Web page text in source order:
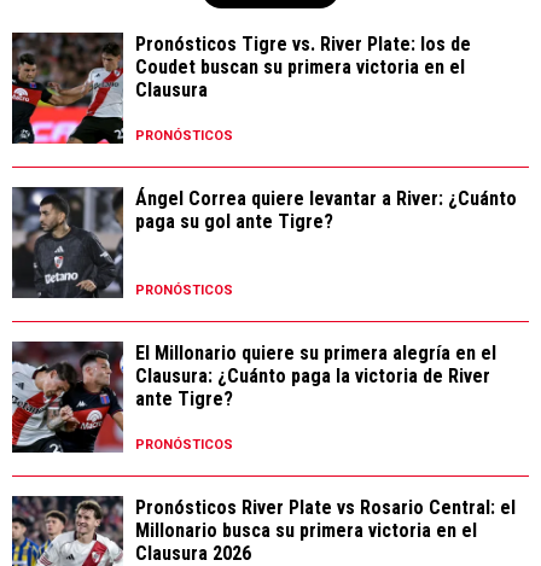
Pronósticos Tigre vs. River Plate: los de
Coudet buscan su primera victoria en el
Clausura
PRONÓSTICOS
Ángel Correa quiere levantar a River: ¿Cuánto
paga su gol ante Tigre?
PRONÓSTICOS
El Millonario quiere su primera alegría en el
Clausura: ¿Cuánto paga la victoria de River
ante Tigre?
PRONÓSTICOS
Pronósticos River Plate vs Rosario Central: el
Millonario busca su primera victoria en el
Clausura 2026